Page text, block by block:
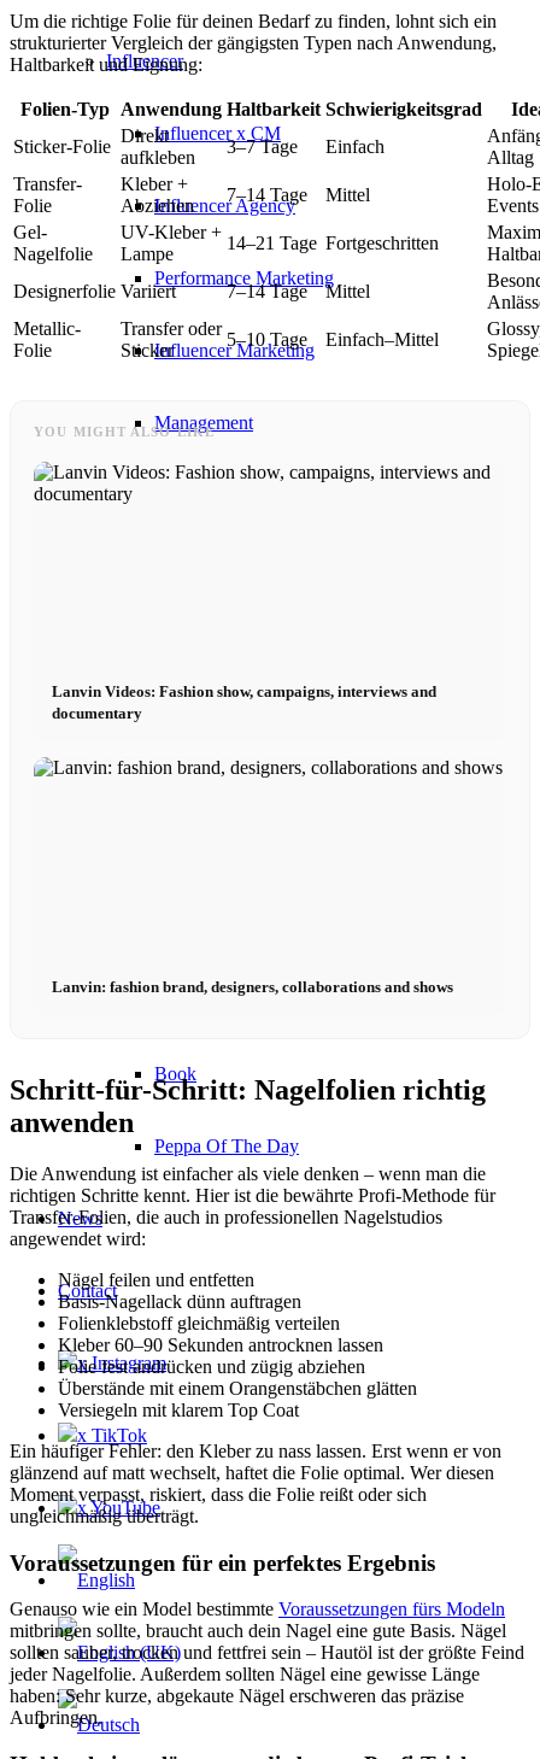
Influencer
Influencer x CM
Influencer Agency
Performance Marketing
Influencer Marketing
Management
Apply
Fashion Weeks
Podcast
Book
Peppa Of The Day
News
Contact
x Instagram
x TikTok
x YouTube
Um die richtige Folie für deinen Bedarf zu finden, lohnt sich ein
strukturierter Vergleich der gängigsten Typen nach Anwendung,
Haltbarkeit und Eignung:
Folien-Typ Anwendung Haltbarkeit Schwierigkeitsgrad
Sticker-Folie
Direkt
aufkleben
3–7 Tage Einfach
Alltag
Transfer-
Folie
Kleber +
Abziehen
7–14 Tage Mittel
Holo-
Events
Gel-
Nagelfolie
UV-Kleber +
Lampe
14–21 Tage Fortgeschritten
Designerfolie Variiert 7–14 Tage Mittel
Metallic-
Folie
Transfer oder
Sticker
5–10 Tage Einfach–Mittel
YOU MIGHT ALSO LIKE
Lanvin Videos: Fashion show, campaigns, interviews and
documentary
Lanvin: fashion brand, designers, collaborations and shows
Schritt-für-Schritt: Nagelfolien richtig
anwenden
Die Anwendung ist einfacher als viele denken – wenn man die
richtigen Schritte kennt. Hier ist die bewährte Profi-Methode für
Transfer-Folien, die auch in professionellen Nagelstudios
angewendet wird:
Nägel feilen und entfetten
Basis-Nagellack dünn auftragen
Folienklebstoff gleichmäßig verteilen
Kleber 60–90 Sekunden antrocknen lassen
Folie fest andrücken und zügig abziehen
Überstände mit einem Orangenstäbchen glätten
Versiegeln mit klarem Top Coat
Ein häufiger Fehler: den Kleber zu nass lassen. Erst wenn er von
glänzend auf matt wechselt, haftet die Folie optimal. Wer diesen
Moment verpasst, riskiert, dass die Folie reißt oder sich
ungleichmäßig überträgt.
Voraussetzungen für ein perfektes Ergebnis
Genauso wie ein Model bestimmte Voraussetzungen fürs Modeln
mitbringen sollte, braucht auch dein Nagel eine gute Basis. Nägel
sollten sauber, trocken und fettfrei sein – Hautöl ist der größte Feind
jeder Nagelfolie. Außerdem sollten Nägel eine gewisse Länge
haben: Sehr kurze, abgekaute Nägel erschweren das präzise
Aufbringen.